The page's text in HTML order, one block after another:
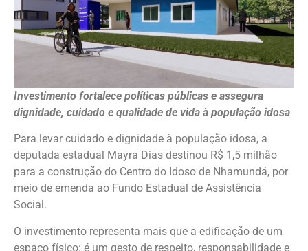
Investimento fortalece políticas públicas e assegura
dignidade, cuidado e qualidade de vida à população idosa
Para levar cuidado e dignidade à população idosa, a
deputada estadual Mayra Dias destinou R$ 1,5 milhão
para a construção do Centro do Idoso de Nhamundá, por
meio de emenda ao Fundo Estadual de Assistência
Social.
O investimento representa mais que a edificação de um
espaço físico: é um gesto de respeito, responsabilidade e